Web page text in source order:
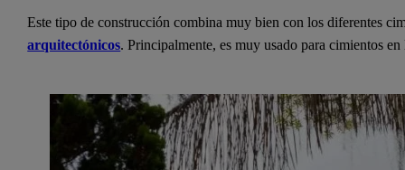
Este tipo de construcción combina muy bien con los diferentes
arquitectónicos. Principalmente, es muy usado para cimientos